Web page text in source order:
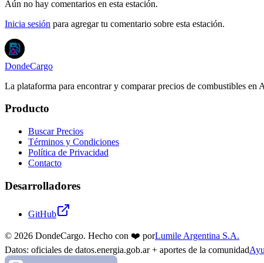
Aún no hay comentarios en esta estación.
Inicia sesión para agregar tu comentario sobre esta estación.
DondeCargo
La plataforma para encontrar y comparar precios de combustibles en
Producto
Buscar Precios
Términos y Condiciones
Política de Privacidad
Contacto
Desarrolladores
GitHub
© 2026 DondeCargo. Hecho con ❤️ porLumile Argentina S.A.
Datos: oficiales de datos.energia.gob.ar + aportes de la comunidad